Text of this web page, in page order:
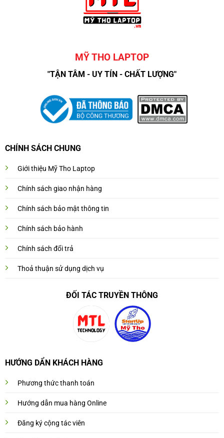
MỸ THO LAPTOP
"TẬN TÂM - UY TÍN - CHẤT LƯỢNG"
CHÍNH SÁCH CHUNG
Giới thiệu Mỹ Tho Laptop
Chính sách giao nhận hàng
Chính sách bảo mật thông tin
Chính sách bảo hành
Chính sách đổi trả
Thoả thuận sử dụng dịch vụ
ĐỐI TÁC TRUYỀN THÔNG
HƯỚNG DẨN KHÁCH HÀNG
Phương thức thanh toán
Hướng dẫn mua hàng Online
Đăng ký cộng tác viên